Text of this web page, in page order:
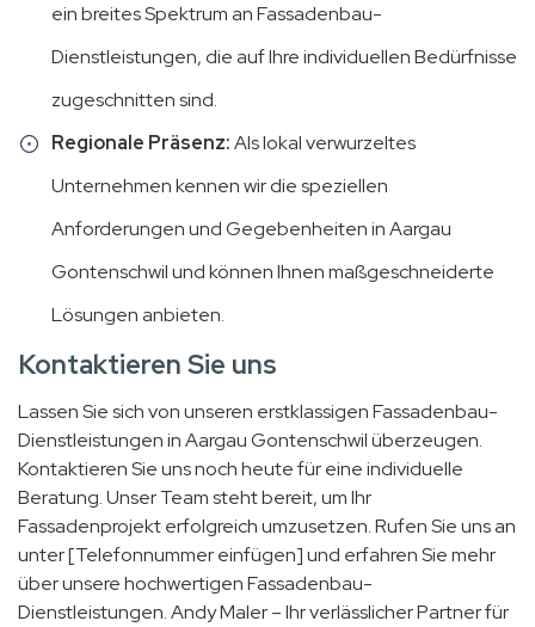
ein breites Spektrum an Fassadenbau-
Dienstleistungen, die auf Ihre individuellen Bedürfnisse
zugeschnitten sind.
Regionale Präsenz:Als lokal verwurzeltes
Unternehmen kennen wir die speziellen
Anforderungen und Gegebenheiten in Aargau
Gontenschwil und können Ihnen maßgeschneiderte
Lösungen anbieten.
Kontaktieren Sie uns
Lassen Sie sich von unseren erstklassigen Fassadenbau-
Dienstleistungen in Aargau Gontenschwil überzeugen.
Kontaktieren Sie uns noch heute für eine individuelle
Beratung. Unser Team steht bereit, um Ihr
Fassadenprojekt erfolgreich umzusetzen. Rufen Sie uns an
unter [Telefonnummer einfügen] und erfahren Sie mehr
über unsere hochwertigen Fassadenbau-
Dienstleistungen. Andy Maler – Ihr verlässlicher Partner für